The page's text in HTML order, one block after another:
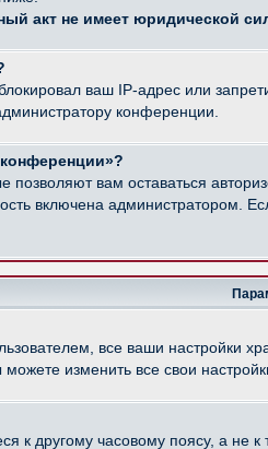
акт не имеет юридической
ваш IP-адрес или
конференции.
позволяют вам оставаться
включена администратором.
все ваши настройки
изменить все свои
к другому часовому поясу, а не